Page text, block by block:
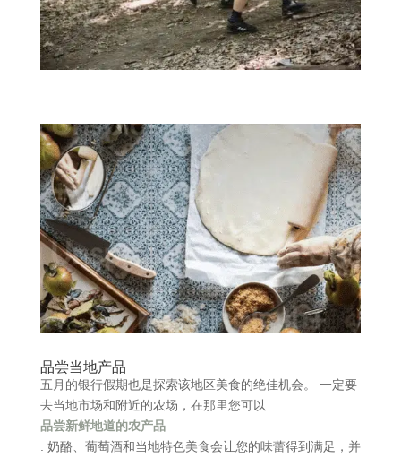
品尝当地产品
五月的银行假期也是探索该地区美食的绝佳机会。 一定要
去当地市场和附近的农场，在那里您可以
品尝新鲜地道的农产品
. 奶酪、葡萄酒和当地特色美食会让您的味蕾得到满足，并